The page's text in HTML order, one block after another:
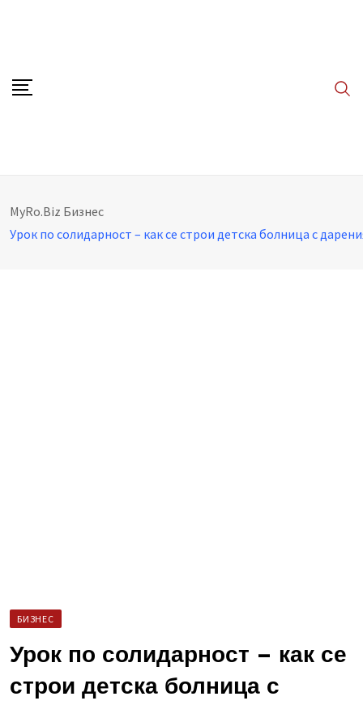
MyRo.Biz Бизнес
Урок по солидарност – как се строи детска болница с
БИЗНЕС
Урок по солидарност – как се
строи детска болница с